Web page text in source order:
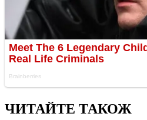
ЧИТАЙТЕ ТАКОЖ